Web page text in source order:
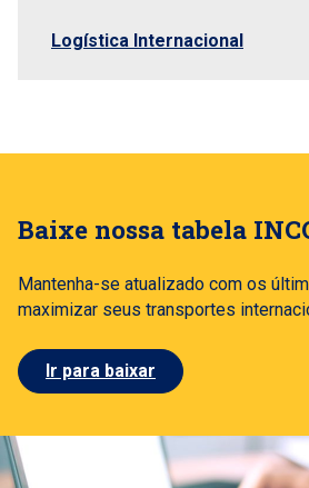
Logística Internacional
Baixe nossa tabela
Mantenha-se atualizado com os
maximizar seus transportes
Ir para baixar